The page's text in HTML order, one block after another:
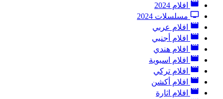
افلام 2024
مسلسلات 2024
افلام عربي
افلام أجنبي
افلام هندي
افلام اسيوية
افلام تركي
افلام أكشن
افلام اثارة